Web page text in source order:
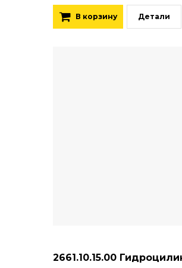
В корзину Детали